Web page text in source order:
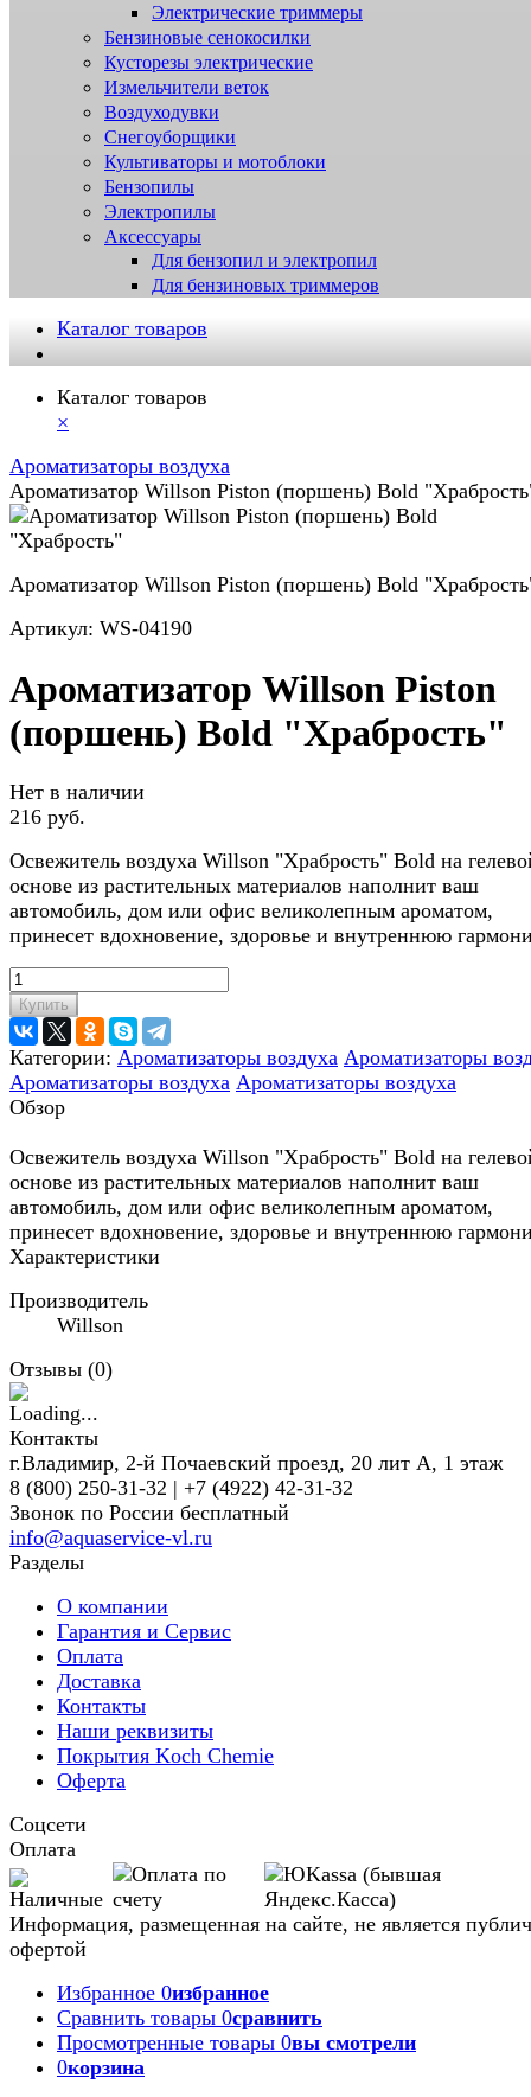
Электрические триммеры
Бензиновые сенокосилки
Кусторезы электрические
Измельчители веток
Воздуходувки
Снегоуборщики
Культиваторы и мотоблоки
Бензопилы
Электропилы
Аксессуары
Для бензопил и электропил
Для бензиновых триммеров
Каталог товаров
Каталог товаров
×
Ароматизаторы воздуха
Ароматизатор Willson Piston (поршень) Bold
Ароматизатор Willson Piston (поршень) Bold
Артикул: WS-04190
Ароматизатор Willson Piston
(поршень) Bold "Храбрость"
Нет в наличии
216 руб.
Освежитель воздуха Willson "Храбрость" Bold на
основе из растительных материалов наполнит ваш
автомобиль, дом или офис великолепным ароматом,
принесет вдохновение, здоровье и внутреннюю
Купить
Категории: Ароматизаторы воздуха Ароматизаторы
Ароматизаторы воздуха Ароматизаторы воздуха
Обзор
Освежитель воздуха Willson "Храбрость" Bold на
основе из растительных материалов наполнит ваш
автомобиль, дом или офис великолепным ароматом,
принесет вдохновение, здоровье и внутреннюю
Характеристики
Производитель
Willson
Отзывы (0)
Контакты
г.Владимир, 2-й Почаевский проезд, 20 лит А, 1 этаж
8 (800) 250-31-32 | +7 (4922) 42-31-32
Звонок по России бесплатный
info@aquaservice-vl.ru
Разделы
О компании
Гарантия и Сервис
Оплата
Доставка
Контакты
Наши реквизиты
Покрытия Koch Chemie
Оферта
Соцсети
Оплата
Информация, размещенная на сайте, не является
офертой
Избранное 0избранное
Сравнить товары 0сравнить
Просмотренные товары 0вы смотрели
0корзина